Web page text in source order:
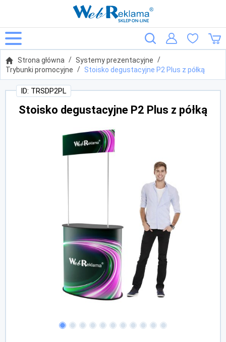
Strona główna
Systemy prezentacyjne
Trybunki promocyjne
Stoisko degustacyjne P2 Plus z półką
Stoisko degustacyjne P2 Plus z półką
ID: TRSDP2PL